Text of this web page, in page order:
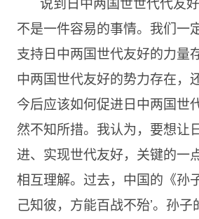
不是一件容易的事情。我们一
支持日中两国世代友好的力量
中两国世代友好的势力存在，
今后应该如何促进日中两国世
然不知所措。我认为，要想让
进、实现世代友好，关键的一
相互理解。过去，中国的《孙
己知彼，方能百战不殆’。孙子